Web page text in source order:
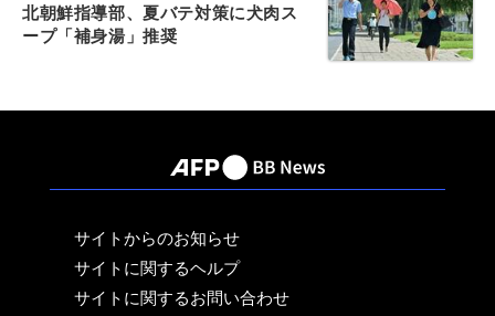
北朝鮮指導部、夏バテ対策に犬肉ス
ープ「補身湯」推奨
サイトからのお知らせ
サイトに関するヘルプ
サイトに関するお問い合わせ